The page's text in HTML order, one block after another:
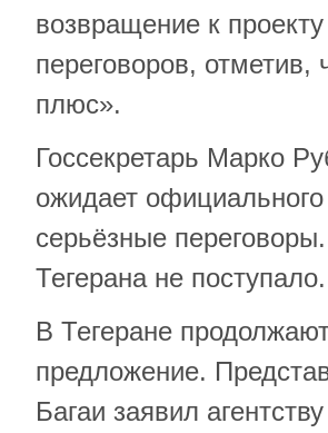
возвращение к
переговоров, отметив,
плюс».
Госсекретарь Марко
ожидает
серьёзные
Тегерана не поступало.
В Тегеране
предложение.
Багаи заявил